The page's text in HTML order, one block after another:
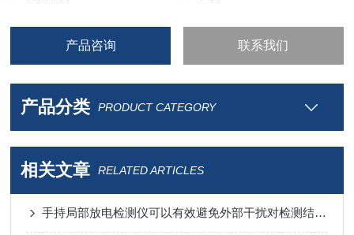
产品咨询 联系我们
产品分类 PRODUCT CATEGORY
相关文章 RELATED ARTICLES
手持局部放电检测仪可以有效避免外部干扰对检测结果的影响